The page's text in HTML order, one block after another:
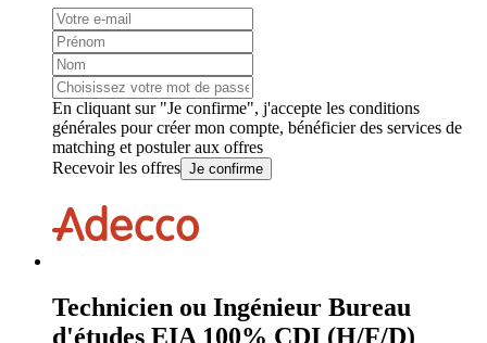
En cliquant sur "Je confirme", j'accepte les conditions
générales pour créer mon compte, bénéficier des services de
matching et postuler aux offres
Recevoir les offres Je confirme
Technicien ou Ingénieur Bureau
d'études EIA 100% CDI (H/F/D)